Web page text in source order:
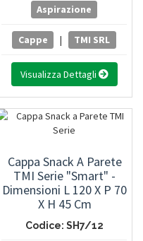
Aspirazione
Cappe | TMI SRL
Visualizza Dettagli
Cappa Snack A Parete
TMI Serie "Smart" -
Dimensioni L 120 X P 70
X H 45 Cm
Codice: SH7/12